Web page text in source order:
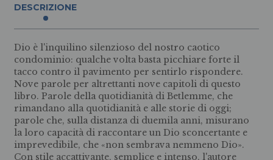
DESCRIZIONE
Dio è l'inquilino silenzioso del nostro caotico
condominio: qualche volta basta picchiare forte il
tacco contro il pavimento per sentirlo rispondere.
Nove parole per altrettanti nove capitoli di questo
libro. Parole della quotidianità di Betlemme, che
rimandano alla quotidianità e alle storie di oggi;
parole che, sulla distanza di duemila anni, misurano
la loro capacità di raccontare un Dio sconcertante e
imprevedibile, che «non sembrava nemmeno Dio».
Con stile accattivante, semplice e intenso, l'autore